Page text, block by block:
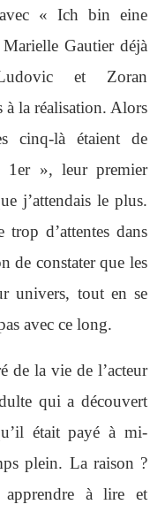
« Ich bin eine
Marielle Gautier déjà
et Zoran
la réalisation. Alors
cinq-là étaient de
», leur premier
j’attendais le plus.
trop d’attentes dans
de constater que les
univers, tout en se
avec ce long.
la vie de l’acteur
qui a découvert
était payé à mi-
plein. La raison ?
à lire et